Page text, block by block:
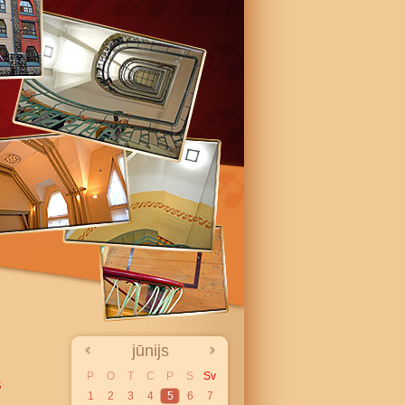
jūnijs
P O T C P S
Sv
1
2 3 4 5 6 7